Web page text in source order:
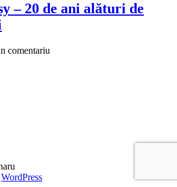
– 20 de ani alături de
comentariu
WordPress